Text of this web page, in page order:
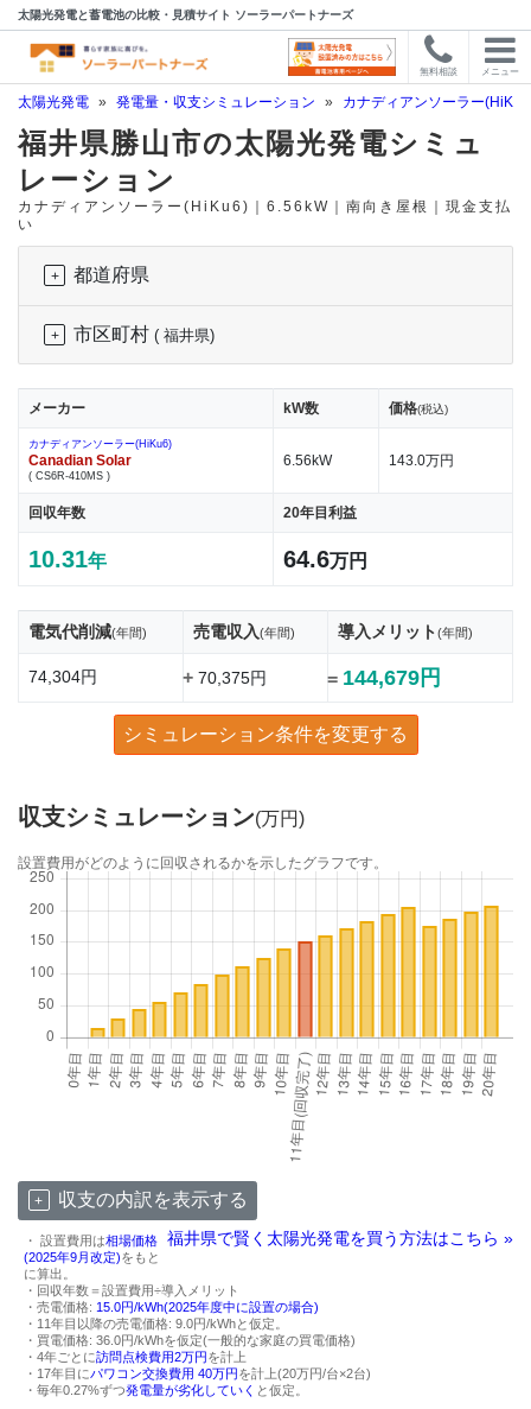
太陽光発電と蓄電池の比較・見積サイト ソーラーパートナーズ
無料相談 メニュー
太陽光発電 » 発電量・収支シミュレーション » カナディアンソーラー
福井県勝山市の太陽光発電シミュ
レーション
カナディアンソーラー(HiKu6)｜6.56kW｜南向き屋根｜現金支払
い
都道府県
市区町村 ( 福井県)
メーカー kW数 価格(税込)
カナディアンソーラー(HiKu6)
Canadian Solar
( CS6R-410MS )
6.56kW 143.0万円
回収年数 20年目利益
10.31年 64.6万円
電気代削減(年間) 売電収入(年間) 導入メリット(年間)
74,304円 +70,375円 = 144,679円
シミュレーション条件を変更する
収支シミュレーション(万円)
設置費用がどのように回収されるかを示したグラフです。
収支の内訳を表示する
福井県で賢く太陽光発電を買う方法はこちら »
・ 設置費用は相場価格
(2025年9月改定)をもと
に算出。
・回収年数＝設置費用÷導入メリット
・売電価格: 15.0円/kWh(2025年度中に設置の場合)
・11年目以降の売電価格: 9.0円/kWhと仮定。
・買電価格: 36.0円/kWhを仮定(一般的な家庭の買電価格)
・4年ごとに訪問点検費用2万円を計上
・17年目にパワコン交換費用 40万円を計上(20万円/台×2台)
・毎年0.27%ずつ発電量が劣化していく と仮定。